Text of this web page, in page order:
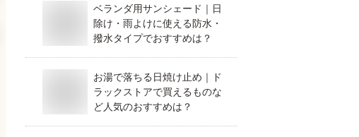
ベランダ用サンシェード｜日
除け・雨よけに使える防水・
撥水タイプでおすすめは？
お湯で落ちる日焼け止め｜ド
ラックストアで買えるものな
ど人気のおすすめは？